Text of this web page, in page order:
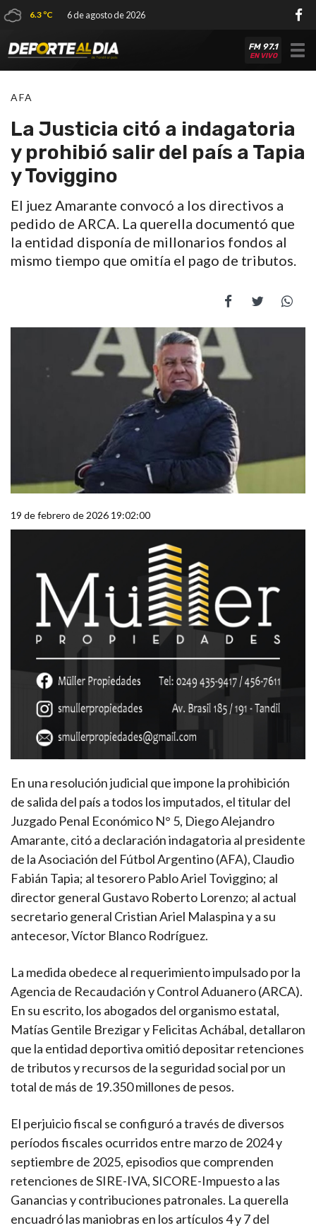
6.3 ºC 6 de agosto de 2026
FM 97.1
EN VIVO
AFA
La Justicia citó a indagatoria
y prohibió salir del país a Tapia
y Toviggino
El juez Amarante convocó a los directivos a
pedido de ARCA. La querella documentó que
la entidad disponía de millonarios fondos al
mismo tiempo que omitía el pago de tributos.
19 de febrero de 2026 19:02:00
En una resolución judicial que impone la prohibición
de salida del país a todos los imputados, el titular del
Juzgado Penal Económico N° 5, Diego Alejandro
Amarante, citó a declaración indagatoria al presidente
de la Asociación del Fútbol Argentino (AFA), Claudio
Fabián Tapia; al tesorero Pablo Ariel Toviggino; al
director general Gustavo Roberto Lorenzo; al actual
secretario general Cristian Ariel Malaspina y a su
antecesor, Víctor Blanco Rodríguez.
La medida obedece al requerimiento impulsado por la
Agencia de Recaudación y Control Aduanero (ARCA).
En su escrito, los abogados del organismo estatal,
Matías Gentile Brezigar y Felicitas Achábal, detallaron
que la entidad deportiva omitió depositar retenciones
de tributos y recursos de la seguridad social por un
total de más de 19.350 millones de pesos.
El perjuicio fiscal se configuró a través de diversos
períodos fiscales ocurridos entre marzo de 2024 y
septiembre de 2025, episodios que comprenden
retenciones de SIRE-IVA, SICORE-Impuesto a las
Ganancias y contribuciones patronales. La querella
encuadró las maniobras en los artículos 4 y 7 del